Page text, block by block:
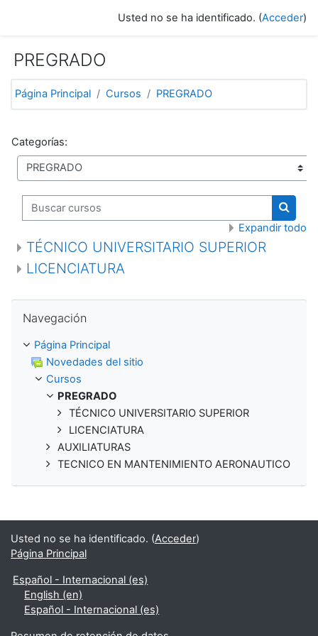
Usted no se ha identificado. (Acceder)
PREGRADO
Página Principal Cursos PREGRADO
Categorías:
Buscar cursos
Expandir todo
TÉCNICO UNIVERSITARIO SUPERIOR
LICENCIATURA
Navegación
Página Principal
Novedades del sitio
Cursos
PREGRADO
TÉCNICO UNIVERSITARIO SUPERIOR
LICENCIATURA
AUXILIATURAS
TECNICO EN MANTENIMIENTO AERONAUTICO
Usted no se ha identificado. (Acceder)
Página Principal
Español - Internacional ‎(es)‎
English ‎(en)‎
Español - Internacional ‎(es)‎